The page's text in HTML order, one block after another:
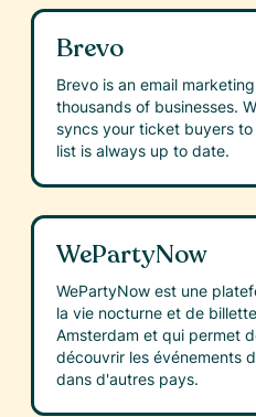
Brevo
Brevo is an email
thousands of businesses.
syncs your ticket buyers
list is always up to date.
WePartyNow
WePartyNow est une
la vie nocturne et de
Amsterdam et qui permet
découvrir les événements
dans d'autres pays.